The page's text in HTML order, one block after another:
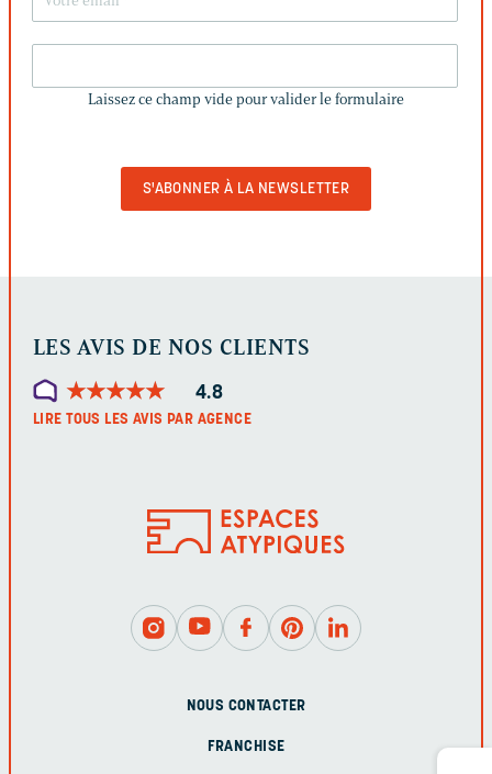
CHAMP
Laissez ce champ vide pour valider le formulaire
LES AVIS DE NOS CLIENTS
★★★★★
★★★★★ 4.8
LIRE TOUS LES AVIS PAR AGENCE
NOUS CONTACTER
FRANCHISE